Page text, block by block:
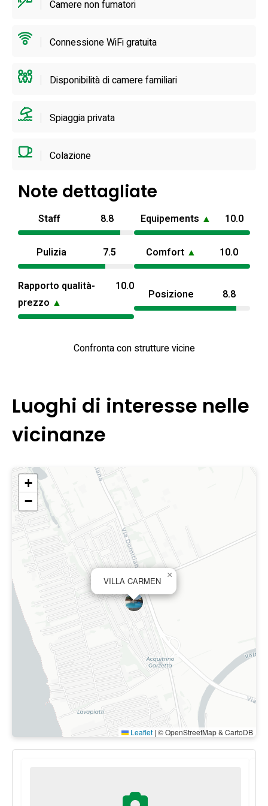
stabiliti. Nel complesso si configura come una villa con
piscina in provincia di Caserta adatta a chi desidera una
base privata e attrezzata sulla costa.
Camere non fumatori
Connessione WiFi gratuita
Disponibilità di camere familiari
Spiaggia privata
Colazione
Note dettagliate
Staff 8.8 Equipements ▲ 10.0
Pulizia 7.5 Comfort ▲ 10.0
Rapporto qualità-
prezzo ▲
10.0
Posizione 8.8
Confronta con strutture vicine
Luoghi di interesse nelle
vicinanze
VILLA CARMEN
×
+
−
Leaflet | © OpenStreetMap & CartoDB